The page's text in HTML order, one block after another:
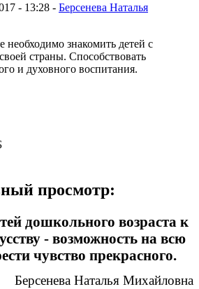
- 13:28 - Берсенева Наталья
необходимо знакомить детей с
страны. Способствовать
и духовного воспитания.
просмотр:
дошкольного возраста к
- возможность на всю
чувство прекрасного.
Берсенева Наталья Михайловна